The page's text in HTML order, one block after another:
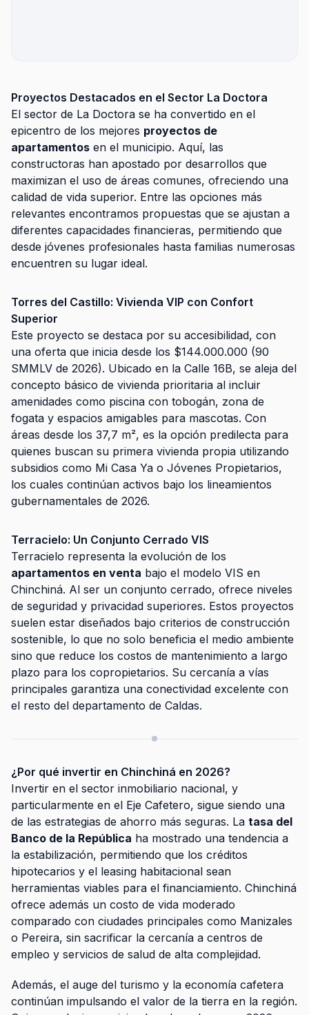
Proyectos Destacados en el Sector La Doctora
El sector de La Doctora se ha convertido en el
epicentro de los mejores proyectos de
apartamentos en el municipio. Aquí, las
constructoras han apostado por desarrollos que
maximizan el uso de áreas comunes, ofreciendo una
calidad de vida superior. Entre las opciones más
relevantes encontramos propuestas que se ajustan a
diferentes capacidades financieras, permitiendo que
desde jóvenes profesionales hasta familias numerosas
encuentren su lugar ideal.
Torres del Castillo: Vivienda VIP con Confort
Superior
Este proyecto se destaca por su accesibilidad, con
una oferta que inicia desde los $144.000.000 (90
SMMLV de 2026). Ubicado en la Calle 16B, se aleja del
concepto básico de vivienda prioritaria al incluir
amenidades como piscina con tobogán, zona de
fogata y espacios amigables para mascotas. Con
áreas desde los 37,7 m², es la opción predilecta para
quienes buscan su primera vivienda propia utilizando
subsidios como Mi Casa Ya o Jóvenes Propietarios,
los cuales continúan activos bajo los lineamientos
gubernamentales de 2026.
Terracielo: Un Conjunto Cerrado VIS
Terracielo representa la evolución de los
apartamentos en venta bajo el modelo VIS en
Chinchiná. Al ser un conjunto cerrado, ofrece niveles
de seguridad y privacidad superiores. Estos proyectos
suelen estar diseñados bajo criterios de construcción
sostenible, lo que no solo beneficia el medio ambiente
sino que reduce los costos de mantenimiento a largo
plazo para los copropietarios. Su cercanía a vías
principales garantiza una conectividad excelente con
el resto del departamento de Caldas.
¿Por qué invertir en Chinchiná en 2026?
Invertir en el sector inmobiliario nacional, y
particularmente en el Eje Cafetero, sigue siendo una
de las estrategias de ahorro más seguras. La tasa del
Banco de la República ha mostrado una tendencia a
la estabilización, permitiendo que los créditos
hipotecarios y el leasing habitacional sean
herramientas viables para el financiamiento. Chinchiná
ofrece además un costo de vida moderado
comparado con ciudades principales como Manizales
o Pereira, sin sacrificar la cercanía a centros de
empleo y servicios de salud de alta complejidad.
Además, el auge del turismo y la economía cafetera
continúan impulsando el valor de la tierra en la región.